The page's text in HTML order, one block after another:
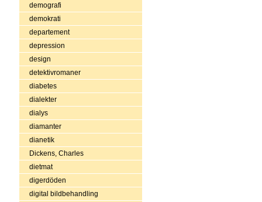
demografi
demokrati
departement
depression
design
detektivromaner
diabetes
dialekter
dialys
diamanter
dianetik
Dickens, Charles
dietmat
digerdöden
digital bildbehandling